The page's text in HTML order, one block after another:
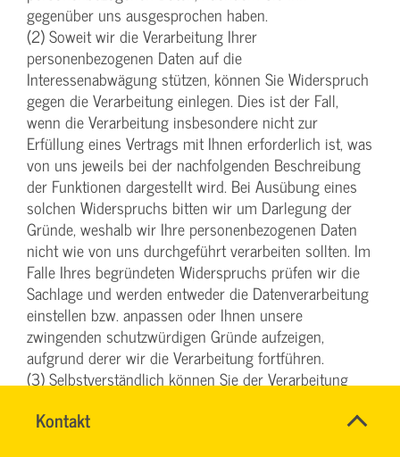
Kontakt
TEAM
Name*
gegenüber uns ausgesprochen haben.
(2) Soweit wir die Verarbeitung Ihrer
personenbezogenen Daten auf die
Interessenabwägung stützen, können Sie Widerspruch
gegen die Verarbeitung einlegen. Dies ist der Fall,
wenn die Verarbeitung insbesondere nicht zur
Erfüllung eines Vertrags mit Ihnen erforderlich ist, was
von uns jeweils bei der nachfolgenden Beschreibung
der Funktionen dargestellt wird. Bei Ausübung eines
solchen Widerspruchs bitten wir um Darlegung der
Gründe, weshalb wir Ihre personenbezogenen Daten
nicht wie von uns durchgeführt verarbeiten sollten. Im
Falle Ihres begründeten Widerspruchs prüfen wir die
Sachlage und werden entweder die Datenverarbeitung
einstellen bzw. anpassen oder Ihnen unsere
zwingenden schutzwürdigen Gründe aufzeigen,
aufgrund derer wir die Verarbeitung fortführen.
(3) Selbstverständlich können Sie der Verarbeitung
Werbung und Datenanalyse jederzeit widersprechen.